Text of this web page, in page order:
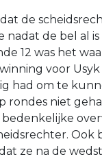
de
nadat de bel al
12 was het
voor
had om te
rondes niet
bedenkelijke
Ook
ze na de